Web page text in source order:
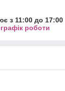
з 11:00 до 17:00
роботи